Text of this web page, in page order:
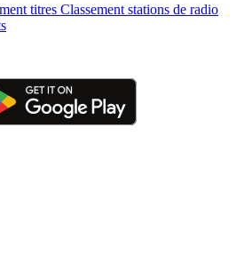
titres Classement stations de radio